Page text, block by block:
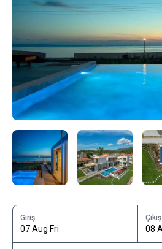
Giriş
07 Aug Fri
Çıkış
08